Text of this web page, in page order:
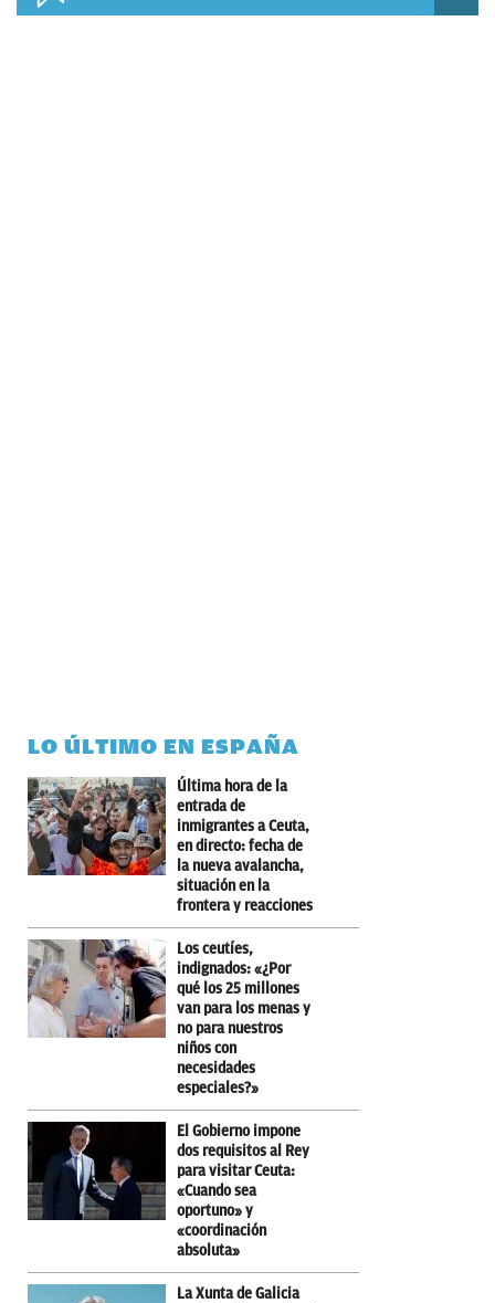
LO ÚLTIMO EN ESPAÑA
Última hora de la
entrada de
inmigrantes a Ceuta,
en directo: fecha de
la nueva avalancha,
situación en la
frontera y reacciones
Los ceutíes,
indignados: «¿Por
qué los 25 millones
van para los menas y
no para nuestros
niños con
necesidades
especiales?»
El Gobierno impone
dos requisitos al Rey
para visitar Ceuta:
«Cuando sea
oportuno» y
«coordinación
absoluta»
La Xunta de Galicia